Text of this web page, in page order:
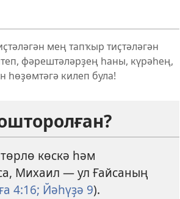
мең тапҡыр тиҫтәләгән
фәрештәләрҙең һаны, күрәһең,
һөҙөмтәгә килеп була!
көскә һәм
Михаил — ул Ғайсаның
4:16; Йәһүҙә 9).